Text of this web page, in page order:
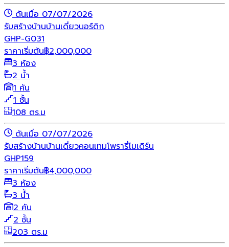
ดันเมื่อ 07/07/2026
รับสร้างบ้านบ้านเดี่ยวนอร์ดิก
GHP-G031
ราคาเริ่มต้น฿2,000,000
3 ห้อง
2 น้ำ
1 คัน
1 ชั้น
108 ตร.ม
ดันเมื่อ 07/07/2026
รับสร้างบ้านบ้านเดี่ยวคอนเทมโพรารี่โมเดิร์น
GHP159
ราคาเริ่มต้น฿4,000,000
3 ห้อง
3 น้ำ
2 คัน
2 ชั้น
203 ตร.ม